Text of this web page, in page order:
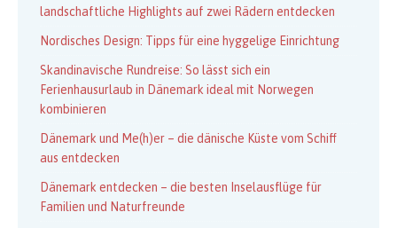
landschaftliche Highlights auf zwei Rädern entdecken
Nordisches Design: Tipps für eine hyggelige Einrichtung
Skandinavische Rundreise: So lässt sich ein
Ferienhausurlaub in Dänemark ideal mit Norwegen
kombinieren
Dänemark und Me(h)er – die dänische Küste vom Schiff
aus entdecken
Dänemark entdecken – die besten Inselausflüge für
Familien und Naturfreunde